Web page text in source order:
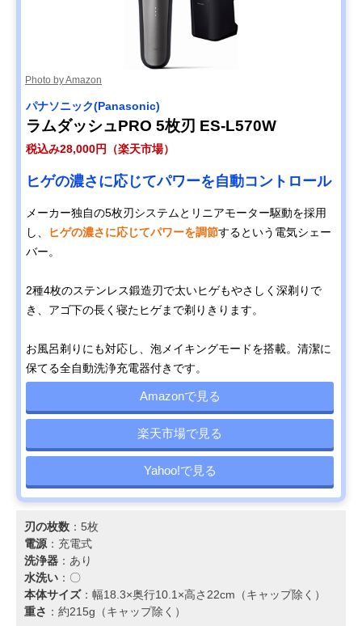
Photo by Amazon
パナソニック(Panasonic)
ラムダッシュPRO 5枚刃 ES-L570W
税込み28,000円（楽天市場）
ヒゲの濃さに応じてパワーを自動コントロール
メーカー独自の5枚刃システムとリニアモーター駆動を採用
し、
ヒゲの濃さに応じてパワーを調節するという電気シェー
バー。
2種4枚のステンレス鍛造刃で太いヒゲもやさしく深剃りで
き、アゴ下の長く寝たヒゲまで剃りきります。
お風呂剃りにも対応し、泡メイキングモードを搭載。清潔に
保てる全自動洗浄充電器付きです。
Amazonで見る
楽天市場で見る
Yahoo!で見る
刃の枚数 ：5枚
電源 ：充電式
洗浄器 ：あり
水洗い ：〇
本体サイズ：幅18.3×奥行10.1×高さ22cm（キャップ除く）
重さ ：約215g（キャップ除く）